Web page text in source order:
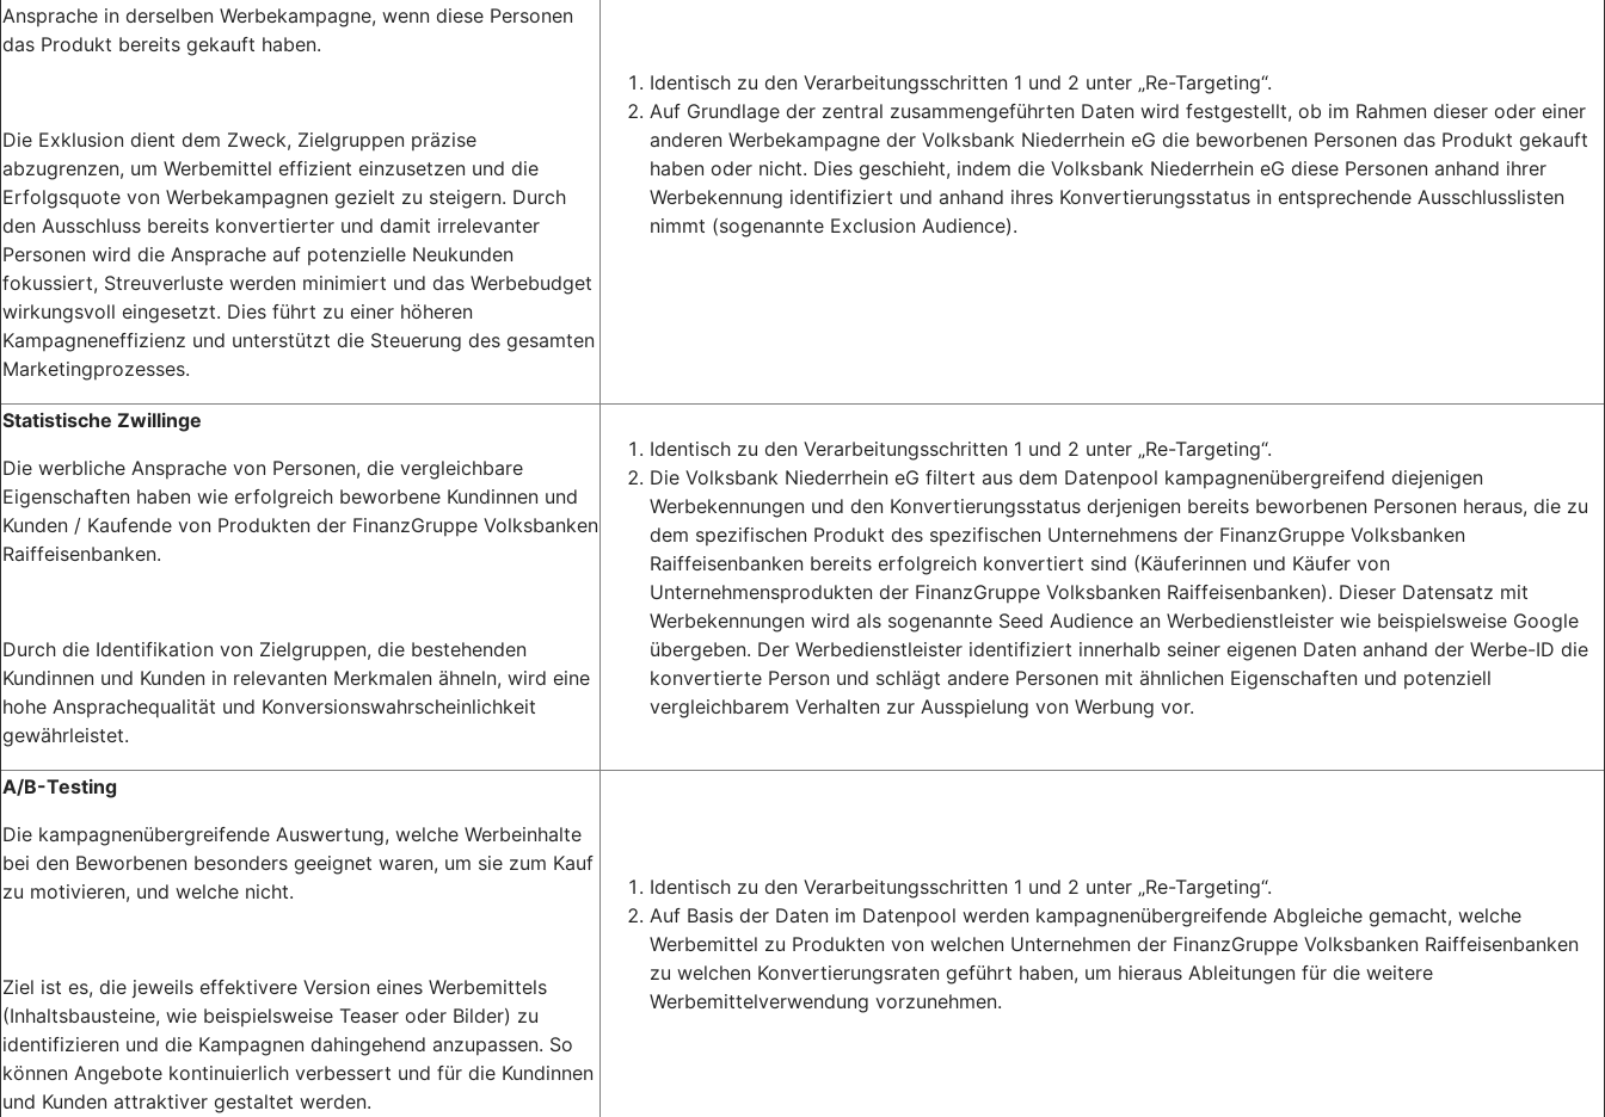
Ansprache in derselben Werbekampagne, wenn diese Personen
das Produkt bereits gekauft haben.
Die Exklusion dient dem Zweck, Zielgruppen präzise
abzugrenzen, um Werbemittel effizient einzusetzen und die
Erfolgsquote von Werbekampagnen gezielt zu steigern. Durch
den Ausschluss bereits konvertierter und damit irrelevanter
Personen wird die Ansprache auf potenzielle Neukunden
fokussiert, Streuverluste werden minimiert und das Werbebudget
wirkungsvoll eingesetzt. Dies führt zu einer höheren
Kampagneneffizienz und unterstützt die Steuerung des gesamten
Marketingprozesses.
Identisch zu den Verarbeitungsschritten 1 und 2 unter „Re-Targeting“.
Auf Grundlage der zentral zusammengeführten Daten wird festgestellt, ob im Rahmen dieser oder einer
anderen Werbekampagne der Volksbank Niederrhein eG die beworbenen Personen das Produkt gekauft
haben oder nicht. Dies geschieht, indem die Volksbank Niederrhein eG diese Personen anhand ihrer
Werbekennung identifiziert und anhand ihres Konvertierungsstatus in entsprechende Ausschlusslisten
nimmt (sogenannte Exclusion Audience).
Statistische Zwillinge
Die werbliche Ansprache von Personen, die vergleichbare
Eigenschaften haben wie erfolgreich beworbene Kundinnen und
Kunden / Kaufende von Produkten der FinanzGruppe Volksbanken
Raiffeisenbanken.
Durch die Identifikation von Zielgruppen, die bestehenden
Kundinnen und Kunden in relevanten Merkmalen ähneln, wird eine
hohe Ansprachequalität und Konversionswahrscheinlichkeit
gewährleistet.
Identisch zu den Verarbeitungsschritten 1 und 2 unter „Re-Targeting“.
Die Volksbank Niederrhein eG filtert aus dem Datenpool kampagnenübergreifend diejenigen
Werbekennungen und den Konvertierungsstatus derjenigen bereits beworbenen Personen heraus, die zu
dem spezifischen Produkt des spezifischen Unternehmens der FinanzGruppe Volksbanken
Raiffeisenbanken bereits erfolgreich konvertiert sind (Käuferinnen und Käufer von
Unternehmensprodukten der FinanzGruppe Volksbanken Raiffeisenbanken). Dieser Datensatz mit
Werbekennungen wird als sogenannte Seed Audience an Werbedienstleister wie beispielsweise Google
übergeben. Der Werbedienstleister identifiziert innerhalb seiner eigenen Daten anhand der Werbe-ID die
konvertierte Person und schlägt andere Personen mit ähnlichen Eigenschaften und potenziell
vergleichbarem Verhalten zur Ausspielung von Werbung vor.
A/B-Testing
Die kampagnenübergreifende Auswertung, welche Werbeinhalte
bei den Beworbenen besonders geeignet waren, um sie zum Kauf
zu motivieren, und welche nicht.
Ziel ist es, die jeweils effektivere Version eines Werbemittels
(Inhaltsbausteine, wie beispielsweise Teaser oder Bilder) zu
identifizieren und die Kampagnen dahingehend anzupassen. So
können Angebote kontinuierlich verbessert und für die Kundinnen
und Kunden attraktiver gestaltet werden.
Identisch zu den Verarbeitungsschritten 1 und 2 unter „Re-Targeting“.
Auf Basis der Daten im Datenpool werden kampagnenübergreifende Abgleiche gemacht, welche
Werbemittel zu Produkten von welchen Unternehmen der FinanzGruppe Volksbanken Raiffeisenbanken
zu welchen Konvertierungsraten geführt haben, um hieraus Ableitungen für die weitere
Werbemittelverwendung vorzunehmen.